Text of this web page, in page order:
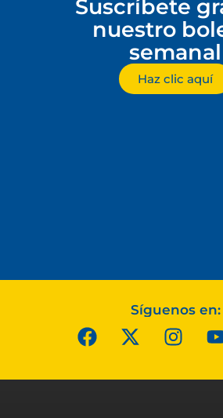
Suscríbete
nuestro
semanal
Haz clic aquí
Síguenos en: